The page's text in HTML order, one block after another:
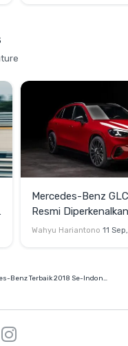
Mercedes-Benz
Resmi
Tempuh 700 Km
Wahyu Hariantono 11
Mercindo Autorama Sunter, Delaer Mercedes-Benz Terbaik 2018 Se-Indonesia